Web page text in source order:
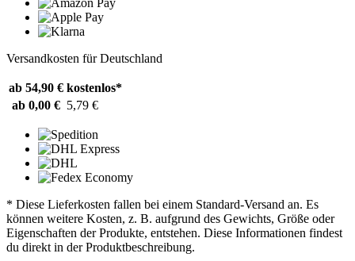
Versandkosten für Deutschland
ab 54,90 € kostenlos*
ab 0,00 € 5,79 €
* Diese Lieferkosten fallen bei einem Standard-Versand an. Es
können weitere Kosten, z. B. aufgrund des Gewichts, Größe oder
Eigenschaften der Produkte, entstehen. Diese Informationen findest
du direkt in der Produktbeschreibung.